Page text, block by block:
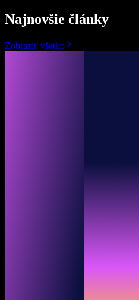
Najnovšie články
Zobraziť všetko